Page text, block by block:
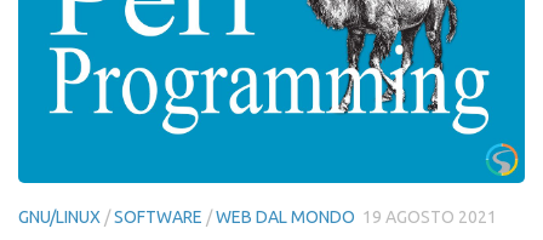
GNU/LINUX /SOFTWARE /WEB DAL MONDO 19 AGOSTO 2021